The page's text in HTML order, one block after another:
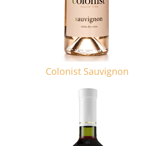
Colonist Sauvignon